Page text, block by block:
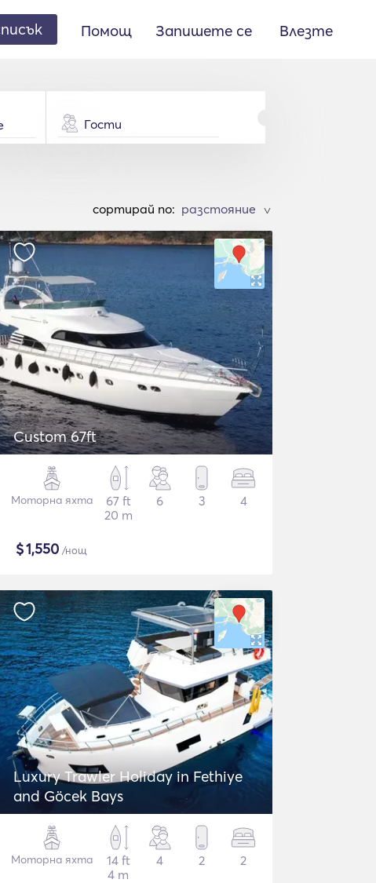
Помощ Запишете се Влезте
Гости
cортирай по: >
Custom 67ft
Моторна яхта
67 ft
20 m
6 3 4
$1,550 /нощ
Luxury Trawler Holiday in Fethiye
and Göcek Bays
Моторна яхта
14 ft
4 m
4 2 2